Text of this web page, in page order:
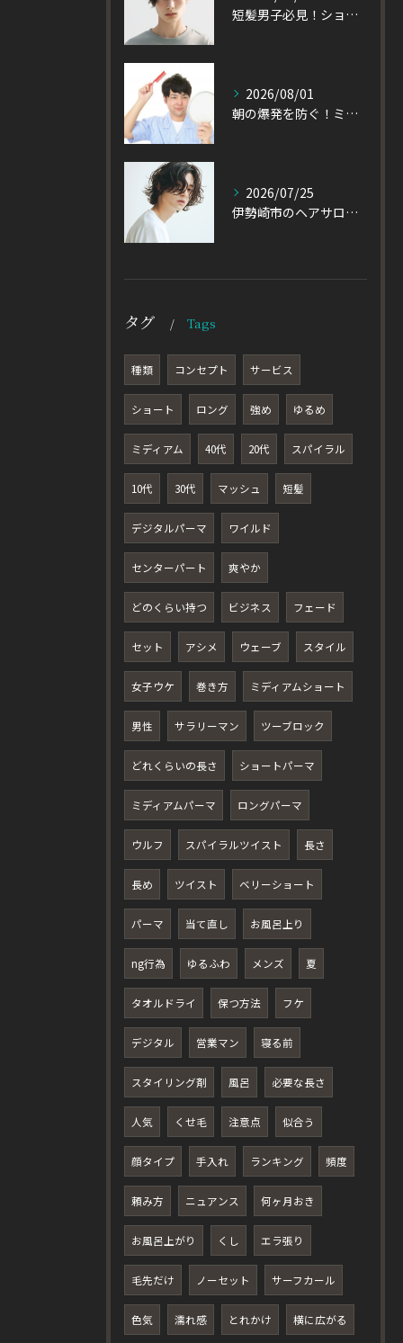
短髪男子必見！ショートに似合うメンズパーマの種類を徹底解説
2026/08/01
朝の爆発を防ぐ！ミディアムヘアのメンズがパーマをかけるべき理由
2026/07/25
伊勢崎市のヘアサロン発！黒髪でも重たく見えない大人パーマとは
タグ Tags
種類 コンセプト サービス
ショート ロング 強め ゆるめ
ミディアム 40代 20代 スパイラル
10代 30代 マッシュ 短髪
デジタルパーマ ワイルド
センターパート 爽やか
どのくらい持つ ビジネス フェード
セット アシメ ウェーブ スタイル
女子ウケ 巻き方 ミディアムショート
男性 サラリーマン ツーブロック
どれくらいの長さ ショートパーマ
ミディアムパーマ ロングパーマ
ウルフ スパイラルツイスト 長さ
長め ツイスト ベリーショート
パーマ 当て直し お風呂上り
ng行為 ゆるふわ メンズ 夏
タオルドライ 保つ方法 フケ
デジタル 営業マン 寝る前
スタイリング剤 風呂 必要な長さ
人気 くせ毛 注意点 似合う
顔タイプ 手入れ ランキング 頻度
頼み方 ニュアンス 何ヶ月おき
お風呂上がり くし エラ張り
毛先だけ ノーセット サーフカール
色気 濡れ感 とれかけ 横に広がる